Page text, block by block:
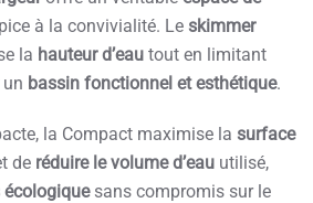
à la convivialité. Le skimmer
la hauteur d’eau tout en limitant
un bassin fonctionnel et esthétique.
la Compact maximise la surface
de réduire le volume d’eau utilisé,
écologiquesans compromis sur le